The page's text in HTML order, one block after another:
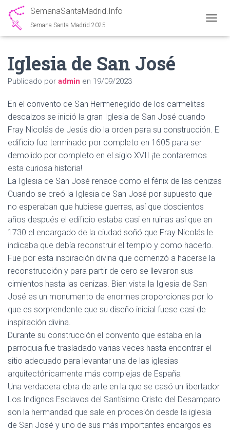
SemanaSantaMadrid.Info
Semana Santa Madrid 2025
A
D
E
G
I
Ó
Iglesia de San José
Publicado por admin en 19/09/2023
En el convento de San Hermenegildo de los carmelitas
descalzos se inició la gran Iglesia de San José cuando
Fray Nicolás de Jesús dio la orden para su construcción. El
edificio fue terminado por completo en 1605 para ser
demolido por completo en el siglo XVII ¡te contaremos
esta curiosa historia!
La Iglesia de San José renace como el fénix de las cenizas
Cuando se creó la Iglesia de San José por supuesto que
no esperaban que hubiese guerras, así que doscientos
años después el edificio estaba casi en ruinas así que en
1730 el encargado de la ciudad soñó que Fray Nicolás le
indicaba que debía reconstruir el templo y como hacerlo.
Fue por esta inspiración divina que comenzó a hacerse la
reconstrucción y para partir de cero se llevaron sus
cimientos hasta las cenizas. Bien vista la Iglesia de San
José es un monumento de enormes proporciones por lo
que es sorprendente que su diseño inicial fuese casi de
inspiración divina.
Durante su construcción el convento que estaba en la
parroquia fue trasladado varias veces hasta encontrar el
sitio adecuado para levantar una de las iglesias
arquitectónicamente más complejas de España
Una verdadera obra de arte en la que se casó un libertador
Los Indignos Esclavos del Santísimo Cristo del Desamparo
son la hermandad que sale en procesión desde la iglesia
de San José y uno de sus más importantes encargos es